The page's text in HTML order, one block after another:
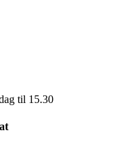
​​til 15.30